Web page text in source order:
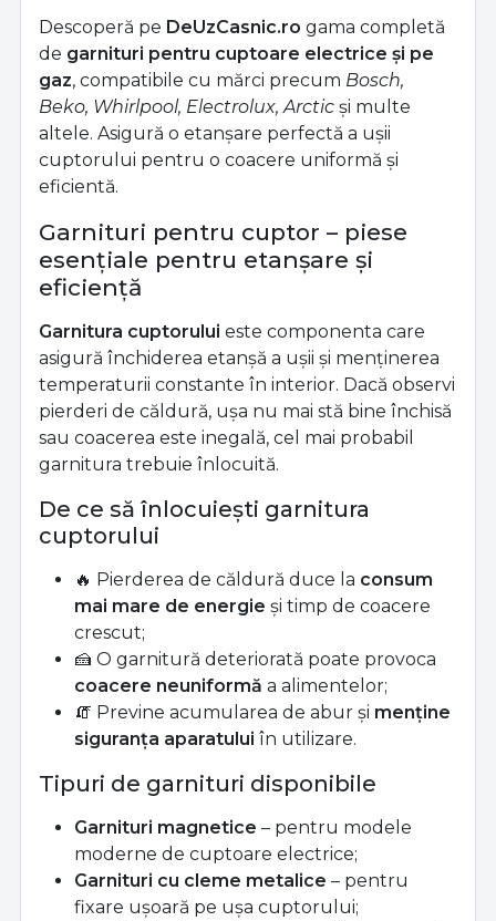
Descoperă pe DeUzCasnic.ro gama completă
de garnituri pentru cuptoare electrice și pe
gaz, compatibile cu mărci precum Bosch,
Beko, Whirlpool, Electrolux, Arctic și multe
altele. Asigură o etanșare perfectă a ușii
cuptorului pentru o coacere uniformă și
eficientă.
Garnituri pentru cuptor – piese
esențiale pentru etanșare și
eficiență
Garnitura cuptorului este componenta care
asigură închiderea etanșă a ușii și menținerea
temperaturii constante în interior. Dacă observi
pierderi de căldură, ușa nu mai stă bine închisă
sau coacerea este inegală, cel mai probabil
garnitura trebuie înlocuită.
De ce să înlocuiești garnitura
cuptorului
🔥 Pierderea de căldură duce la consum
mai mare de energie și timp de coacere
crescut;
🍰 O garnitură deteriorată poate provoca
coacere neuniformă a alimentelor;
🧯 Previne acumularea de abur și menține
siguranța aparatului în utilizare.
Tipuri de garnituri disponibile
Garnituri magnetice – pentru modele
moderne de cuptoare electrice;
Garnituri cu cleme metalice – pentru
fixare ușoară pe ușa cuptorului;